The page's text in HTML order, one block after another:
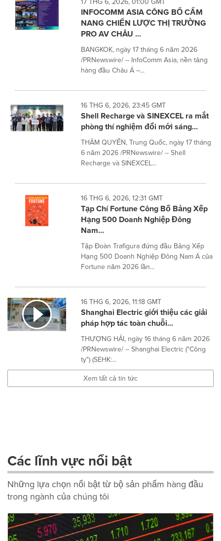
INFOCOMM ASIA CÔNG BỐ CẨM
NANG CHIẾN LƯỢC THỊ TRƯỜNG
PRO AV CHÂU ...
BANGKOK, ngày 17 tháng 6 năm 2026
/PRNewswire/ -- InfoComm Asia, nền tảng
hàng đầu Châu Á –...
16 THG 6, 2026, 23:45 GMT
Shell Recharge và SINEXCEL ra mắt
phòng thí nghiệm đổi mới sáng...
THÂM QUYẾN, Trung Quốc, ngày 17 tháng
6 năm 2026 /PRNewswire/ -- Shell
Recharge và SINEXCEL...
16 THG 6, 2026, 12:31 GMT
Tạp Chí Fortune Công Bố Bảng Xếp
Hạng 500 Doanh Nghiệp Đông
Nam...
Tập Đoàn Trafigura đứng đầu Bảng Xếp
Hạng 500 Doanh Nghiệp Đông Nam Á của
Fortune năm 2026 lần...
16 THG 6, 2026, 11:18 GMT
Shanghai Electric giới thiệu các giải
pháp hợp tác toàn chuỗi...
THƯỢNG HẢI, ngày 16 tháng 6 năm 2026
/PRNewswire/ -- Shanghai Electric ("Công
ty") (SEHK:...
Xem tất cả tin tức
Các lĩnh vực nổi bật
Những lựa chọn nổi bật từ bộ sản phẩm hàng đầu
trong ngành của chúng tôi